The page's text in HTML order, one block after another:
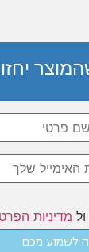
ול מדיניות
לשמוע מכם